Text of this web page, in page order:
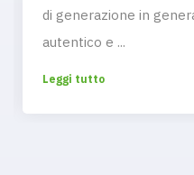
di generazione in
autentico e ...
Leggi tutto